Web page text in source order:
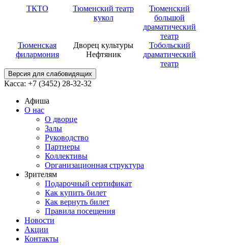
ТКТО
Тюменский театр
кукол
Тюменский
большой
драматический
театр
Тюменская
филармония
Дворец культуры
Нефтяник
Тобольский
драматический
театр
Версия для слабовидящих
Касса: +7 (3452) 28-32-32
Афиша
О нас
О дворце
Залы
Руководство
Партнеры
Коллективы
Организационная структура
Зрителям
Подарочный сертификат
Как купить билет
Как вернуть билет
Правила посещения
Новости
Акции
Контакты